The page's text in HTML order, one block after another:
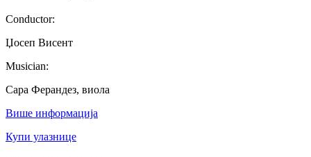
Conductor:
Џосеп Висент
Musician:
Сара Ферандез, виола
Више информација
Купи улазнице